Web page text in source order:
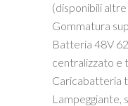
(disponibili
Gommatura
Batteria 48V
centralizzato e
Caricabatteria
Lampeggiante,